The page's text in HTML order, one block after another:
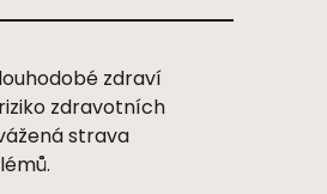
é zdraví
zdravotních
ástrava
émů.